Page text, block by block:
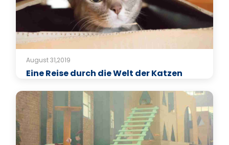
August 31,2019
Eine Reise durch die Welt der Katzen